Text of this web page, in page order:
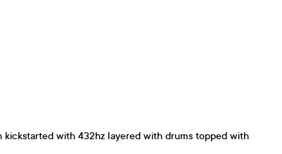
with 432hz layered with drums topped with